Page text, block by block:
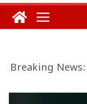
Breaking News: